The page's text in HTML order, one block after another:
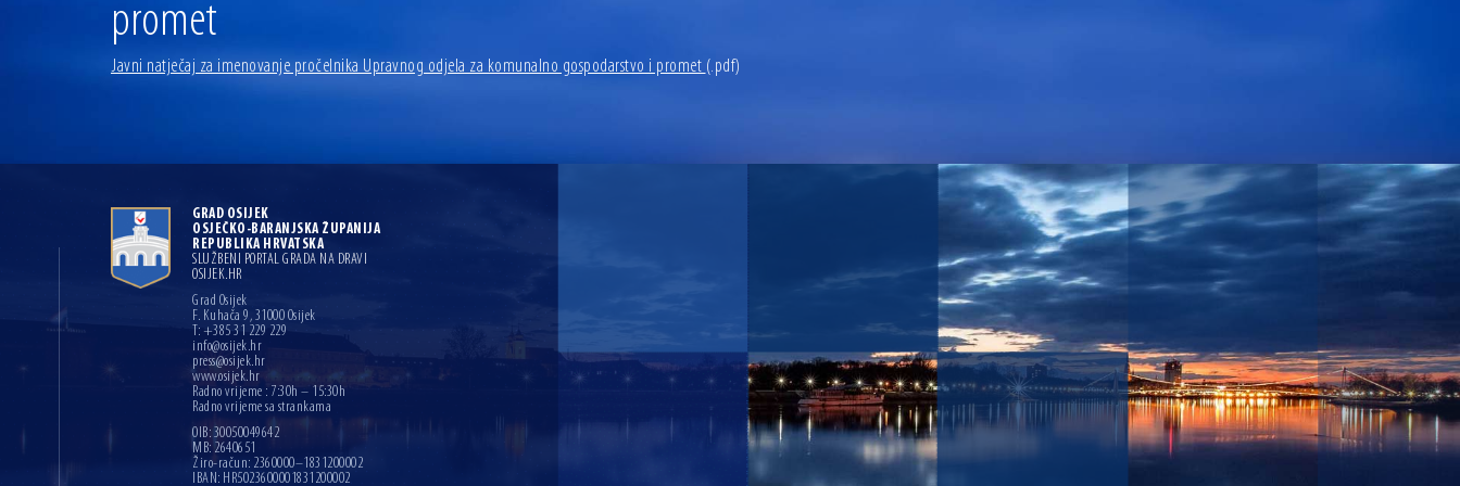
promet
Javni natječaj za imenovanje pročelnika Upravnog odjela za komunalno gospodarstvo i promet (.pdf)
GRAD OSIJEK
OSJEČKO-BARANJSKA ŽUPANIJA
REPUBLIKA HRVATSKA
SLUŽBENI PORTAL GRADA NA DRAVI
OSIJEK.HR
Grad Osijek
F. Kuhača 9, 31000 Osijek
T: +385 31 229 229
info@osijek.hr
press@osijek.hr
www.osijek.hr
Radno vrijeme : 7:30h – 15:30h
Radno vrijeme sa strankama
OIB: 30050049642
MB: 2640651
Žiro-račun: 2360000–1831200002
IBAN: HR5023600001831200002